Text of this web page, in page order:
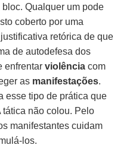
Qualquer um pode
coberto por uma
retórica de que
de autodefesa dos
enfrentarviolência com
as manifestações.
esse tipo de prática que
tática não colou. Pelo
manifestantes cuidam
los.